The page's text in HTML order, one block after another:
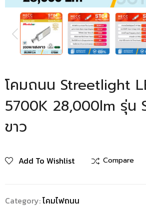
PREVIOUS
โคมถนน Streetlight
5700K 28,000lm รุ่น
ขาว
Add To Wishlist Compare
Category:โคมไฟถนน